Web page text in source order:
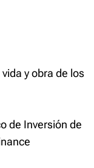
y obra de los
de Inversión de